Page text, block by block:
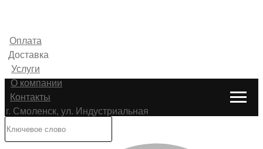
Оплата
Доставка
Услуги
О компании
Контакты
г. Смоленск, ул. Индустриальная